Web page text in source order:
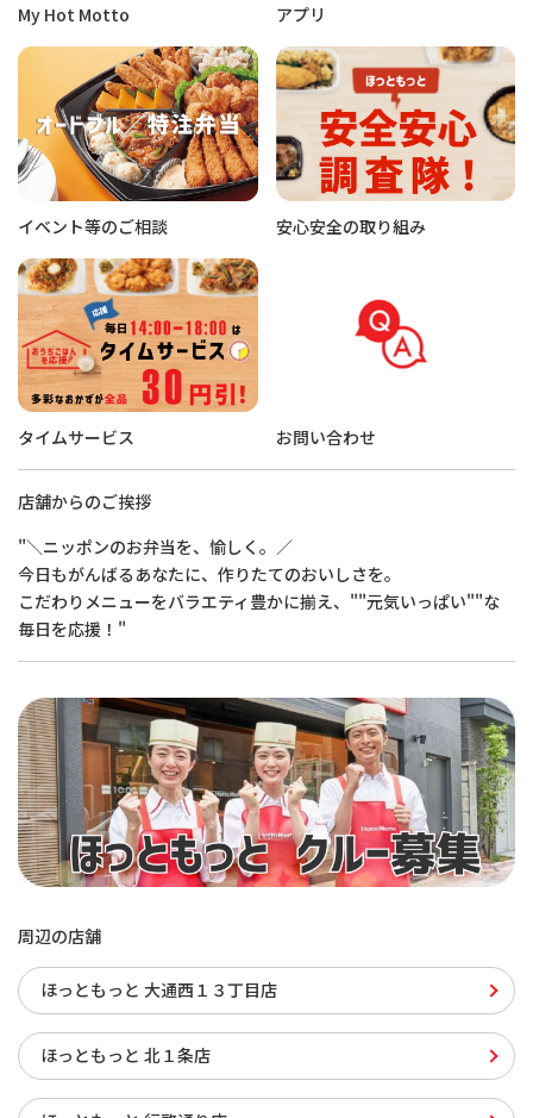
My Hot Motto アプリ
イベント等のご相談 安心安全の取り組み
タイムサービス お問い合わせ
店舗からのご挨拶
"＼ニッポンのお弁当を、愉しく。／
今日もがんばるあなたに、作りたてのおいしさを。
こだわりメニューをバラエティ豊かに揃え、""元気いっぱい""な
毎日を応援！"
周辺の店舗
ほっともっと 大通西１３丁目店
ほっともっと 北１条店